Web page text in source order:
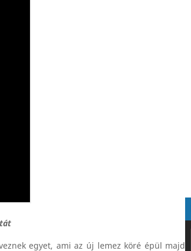
egyet, ami az új lemez köré épül majd.